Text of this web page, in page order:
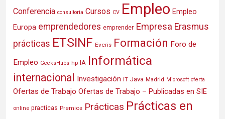
Conferencia consultoria Cursos CV Empleo Empleo
Europa emprendedores emprender Empresa Erasmus
prácticas ETSINF Everis Formación Foro de
Empleo GeeksHubs hp IA Informática
internacional Investigación IT Java Madrid Microsoft oferta
Ofertas de Trabajo Ofertas de Trabajo – Publicadas en SIE
online practicas Premios Prácticas Prácticas en